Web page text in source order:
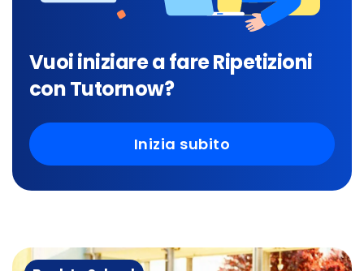
Vuoi iniziare a fare Ripetizioni
con Tutornow?
Inizia subito